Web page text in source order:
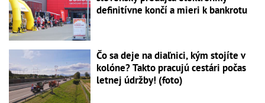
definitívne končí a mieri k bankrotu
Čo sa deje na diaľnici, kým stojíte v
kolóne? Takto pracujú cestári počas
letnej údržby! (foto)